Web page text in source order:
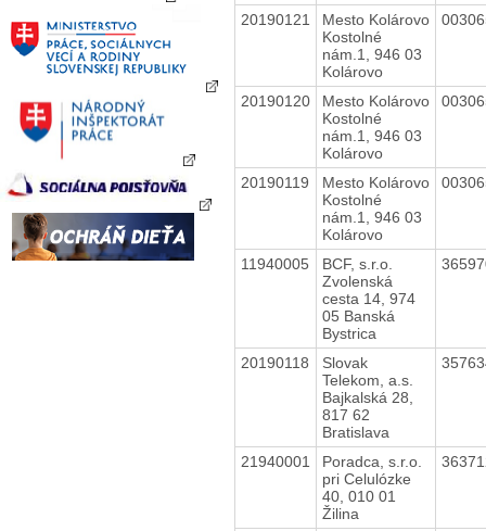
20190121
Mesto Kolárovo
Kostolné
nám.1, 946 03
Kolárovo
20190120
Mesto Kolárovo
Kostolné
nám.1, 946 03
Kolárovo
20190119
Mesto Kolárovo
Kostolné
nám.1, 946 03
Kolárovo
11940005
BCF, s.r.o.
Zvolenská
cesta 14, 974
05 Banská
Bystrica
20190118
Slovak
Telekom, a.s.
Bajkalská 28,
817 62
Bratislava
21940001
Poradca, s.r.o.
pri Celulózke
40, 010 01
Žilina